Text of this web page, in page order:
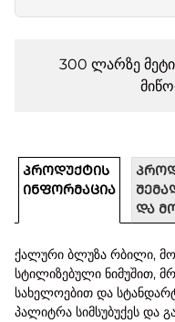
300 ლარზე
ᲞᲠᲝᲓᲣᲥᲢᲘᲡ
ᲘᲜᲤᲝᲠᲛᲐᲪᲘᲐ
ᲓᲐ
ქალური ბლუზა რბილი,
სტილიზებული ნიმუშით,
სახელოებით და
პალიტრა სიმსუბუქეს და